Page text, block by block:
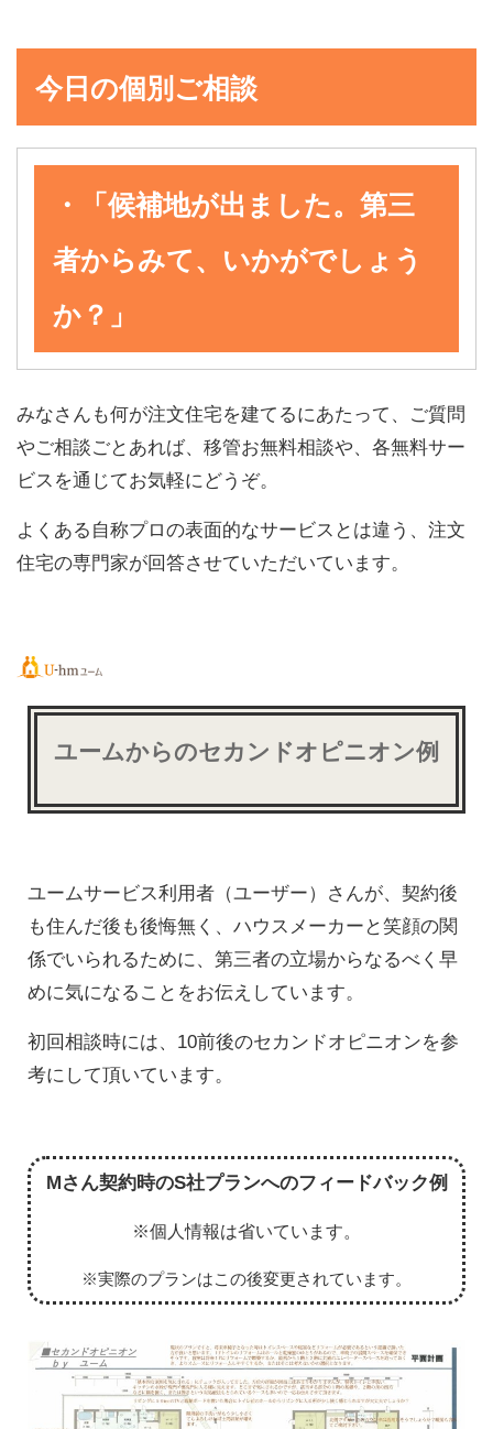
今日の個別ご相談
・「候補地が出ました。第三
者からみて、いかがでしょう
か？ 」
みなさんも何が注文住宅を建てるにあたって、ご質問
やご相談ごとあれば、移管お無料相談や、各無料サー
ビスを通じてお気軽にどうぞ。
よくある自称プロの表面的なサービスとは違う、注文
住宅の専門家が回答させていただいています。
ユームからのセカンドオピニオン例
ユームサービス利用者（ユーザー）さんが、契約後
も住んだ後も後悔無く、ハウスメーカーと笑顔の関
係でいられるために、第三者の立場からなるべく早
めに気になることをお伝えしています。
初回相談時には、10前後のセカンドオピニオンを参
考にして頂いています。
Mさん契約時のS社プランへのフィードバック例
※個人情報は省いています。
※実際のプランはこの後変更されています。